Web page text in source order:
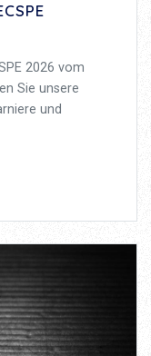
2026 vom
Sie unsere
und